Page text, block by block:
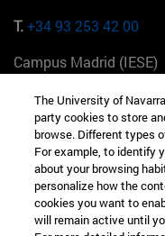
T.+34 93 253 42 00
Campus Madrid (IESE)
+34 912 11 30 00
Campus Nueva York
165 W 57th St 10019-
+1 646 346 8850
The University of
party cookies to store
browse. Different types
For example, to identify
about your browsing
personalize how the
cookies you want to
will remain active until